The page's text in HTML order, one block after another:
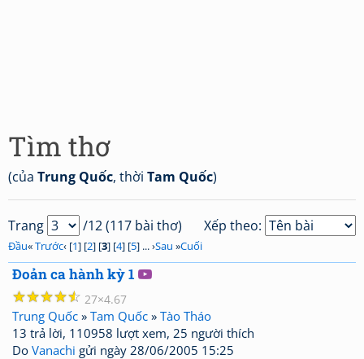
Tìm thơ
(của Trung Quốc, thời Tam Quốc)
Xếp theo:
Trang /12 (117 bài thơ)
Đầu«Trước‹ [1] [2] [3] [4] [5] ... ›Sau »Cuối
Đoản ca hành kỳ 1
☆
☆
☆
☆
☆ 27 4.67
Trung Quốc » Tam Quốc » Tào Tháo
13 trả lời, 110958 lượt xem, 25 người thích
Do Vanachi gửi ngày 28/06/2005 15:25